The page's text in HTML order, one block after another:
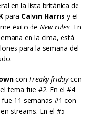
en la lista británica de
para Calvin Harris y el
éxito de New rules. En
en la cima, está
para la semana del
con Freaky fridaycon
tema fue #2. En el #4
fue 11 semanas #1 con
streams. En el #5